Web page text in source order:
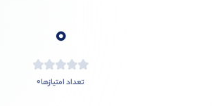
0
تعداد امتیازها0